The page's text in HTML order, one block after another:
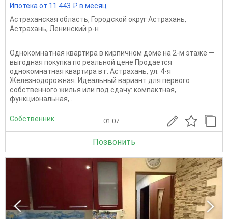
Ипотека от 11 443 ₽ в месяц
Астраханская область, Городской округ Астрахань,
Астрахань, Ленинский р-н
Однокомнатная квартира в кирпичном доме на 2-м этаже —
выгодная покупка по реальной цене Продается
однокомнатная квартира в г. Астрахань, ул. 4-я
Железнодорожная. Идеальный вариант для первого
собственного жилья или под сдачу: компактная,
функциональная,...
Собственник 01.07
Позвонить